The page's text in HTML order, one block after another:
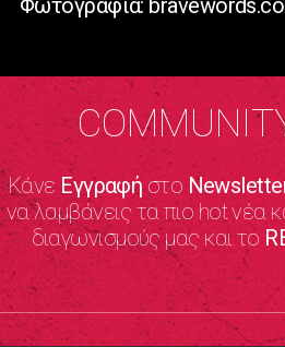
Κάνε Εγγραφήστο
να λαμβάνεις τα πιο hot νέα
διαγωνισμούς μας και το